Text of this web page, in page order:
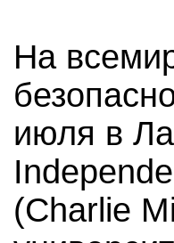
На
июля в
(Charlie